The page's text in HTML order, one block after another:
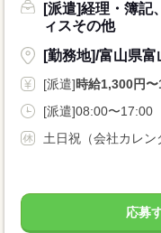
[派遣]経理・簿記
ィスその他
[勤務地]/富山県
[派遣]時給1,300円〜
[派遣]08:00〜17:00
土日祝（会社カレン
応募